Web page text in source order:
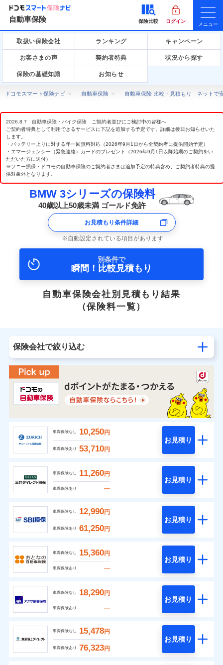
自動車保険 保険比較 ログイン
メニュー
取扱い保険会社 ランキング キャンペーン
お客さまの声 契約者特典 状況から探す
保険の基礎知識 お知らせ
ドコモスマート保険ナビ 自動車保険 自動車保険 比較・見積もり ネットで
2026.8.7 自動車保険・バイク保険 ご契約者並びにご検討中の皆様へ
ご契約者特典として利用できるサービスに下記を追加する予定です。詳細は後日お知らせいた
します。
・バッテリー上りに対する年一回無料対応（2026年9月1日から全契約者に提供開始予定）
・エマージェンシー（緊急連絡）カードのプレゼント（2026年9月1日以降始期のご契約をい
ただいた方に送付）
※ソニー損保・ドコモの自動車保険のご契約者さまは追加予定の特典含め、ご契約者特典の提
供対象外となります。
BMW 3シリーズの保険料
40歳以上50歳未満 ゴールド免許
お見積もり条件詳細
自動設定されている項目があります
別条件で
瞬間！比較見積もり
自動車保険会社別見積もり結果
（保険料一覧）
保険会社で絞り込む
車両保険なし 10,250円
車両保険あり 53,710円
お見積り
車両保険なし 11,260円
車両保険あり ---
お見積り
車両保険なし 12,990円
車両保険あり 61,250円
お見積り
車両保険なし 15,360円
車両保険あり ---
お見積り
車両保険なし 18,290円
車両保険あり ---
お見積り
車両保険なし 15,478円
車両保険あり 76,323円
お見積り